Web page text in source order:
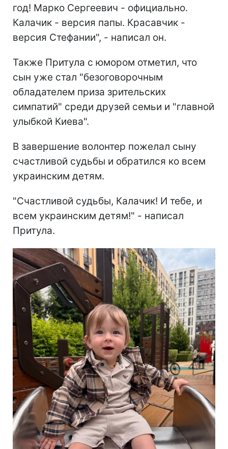
год! Марко Сергеевич - официально.
Калачик - версия папы. Красавчик -
версия Стефании", - написал он.
Также Притула с юмором отметил, что
сын уже стал "безоговорочным
обладателем приза зрительских
симпатий" среди друзей семьи и "главной
улыбкой Киева".
В завершение волонтер пожелал сыну
счастливой судьбы и обратился ко всем
украинским детям.
"Счастливой судьбы, Калачик! И тебе, и
всем украинским детям!" - написал
Притула.